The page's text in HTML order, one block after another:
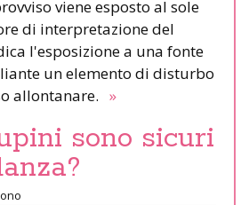
viene esposto al sole
di interpretazione del
l'esposizione a una fonte
un elemento di disturbo
allontanare. »
sono sicuri